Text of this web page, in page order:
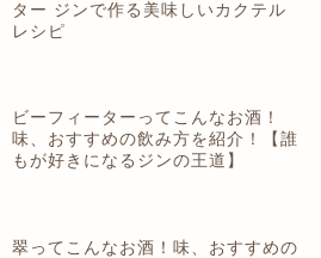
ター ジンで作る美味しいカクテル
レシピ
ビーフィーターってこんなお酒！
味、おすすめの飲み方を紹介！【誰
もが好きになるジンの王道】
翠ってこんなお酒！味、おすすめの